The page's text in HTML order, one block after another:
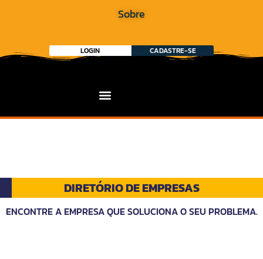
Sobre
LOGIN CADASTRE-SE
DIRETÓRIO DE EMPRESAS
ENCONTRE A EMPRESA QUE SOLUCIONA O SEU PROBLEMA.